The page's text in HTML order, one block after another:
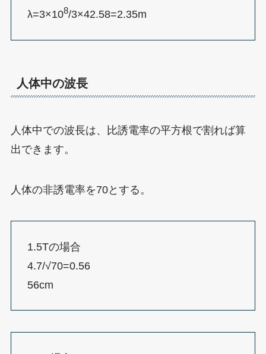
λ=3×108/3×42.58=2.35m
人体中の波長
人体中での波長は、比誘電率の平方根で割れば算
出できます。
人体の非誘電率を70とする。
1.5Tの場合
4.7/√70=0.56
56cm